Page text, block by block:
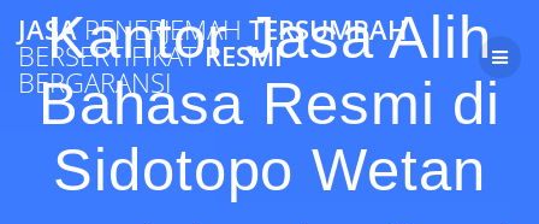
Skip
to
content
JASAPENERJEMAH TERSUMPAH
BERSERTIFIKATRESMI
BERGARANSI
Kantor Jasa Alih
Bahasa Resmi di
Sidotopo Wetan